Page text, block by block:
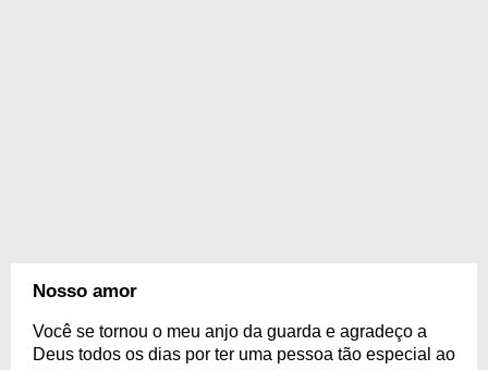
Nosso amor
Você se tornou o meu anjo da guarda e agradeço a
Deus todos os dias por ter uma pessoa tão especial ao